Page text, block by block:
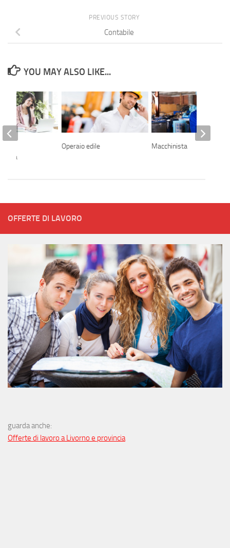
PREVIOUS STORY
Contabile
YOU MAY ALSO LIKE...
Operaio edile Macchinista
OFFERTE DI LAVORO
guarda anche:
Offerte di lavoro a Livorno e provincia